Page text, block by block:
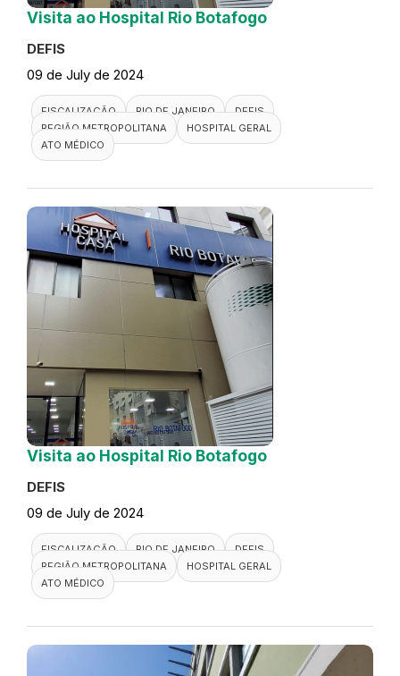
Visita ao Hospital Rio Botafogo
DEFIS
09 de July de 2024
FISCALIZAÇÃO RIO DE JANEIRO
DEFIS
REGIÃO METROPOLITANA
HOSPITAL GERAL
ATO MÉDICO
Visita ao Hospital Rio Botafogo
DEFIS
09 de July de 2024
FISCALIZAÇÃO RIO DE JANEIRO
DEFIS
REGIÃO METROPOLITANA
HOSPITAL GERAL
ATO MÉDICO